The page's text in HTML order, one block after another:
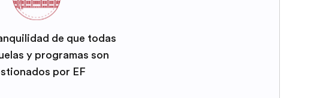
de que todas
y programas son
por EF